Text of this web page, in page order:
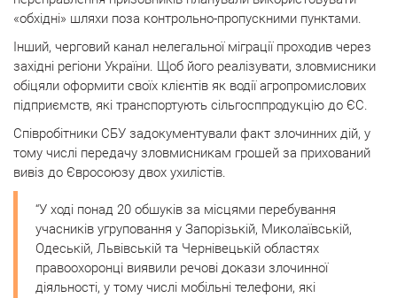
«обхідні» шляхи поза контрольно-пропускними пунктами.
Інший, черговий канал нелегальної міграції проходив через
західні регіони України. Щоб його реалізувати, зловмисники
обіцяли оформити своїх клієнтів як водії агропромислових
підприємств, які транспортують сільгосппродукцію до ЄС.
Співробітники СБУ задокументували факт злочинних дій, у
тому числі передачу зловмисникам грошей за прихований
вивіз до Євросоюзу двох ухилістів.
“У ході понад 20 обшуків за місцями перебування
учасників угруповання у Запорізькій, Миколаївській,
Одеській, Львівській та Чернівецькій областях
правоохоронці виявили речові докази злочинної
діяльності, у тому числі мобільні телефони, які